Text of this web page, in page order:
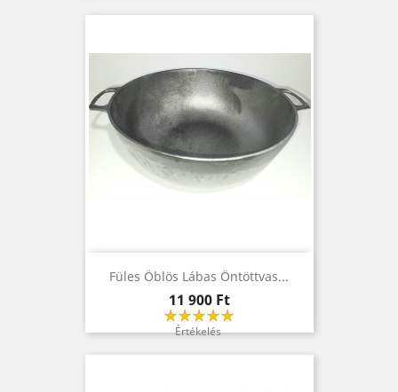
Füles Öblös Lábas Öntöttvas...
Ár
11 900 Ft
Értékelés